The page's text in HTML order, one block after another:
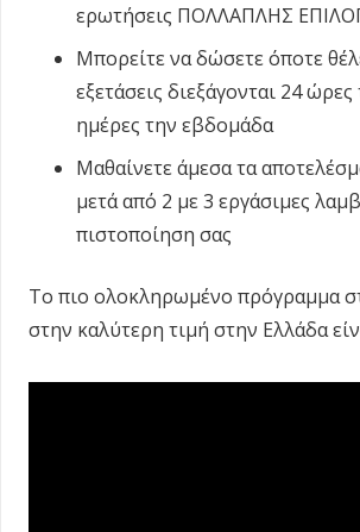
ερωτήσεις ΠΟΛΛΑΠΛΗΣ
Μπορείτε να δώσετε όποτε
εξετάσεις διεξάγονται 24
ημέρες την εβδομάδα
Μαθαίνετε άμεσα τα
μετά από 2 με 3 εργάσιμες
πιστοποίηση σας
Το πιο ολοκληρωμένο πρόγραμμα
στην καλύτερη τιμή στην Ελλάδα